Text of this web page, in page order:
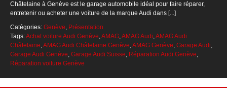
Châtelaine à Genève est le garage automobile idéal pour faire réparer,
entretenir ou acheter une voiture de la marque Audi dans [...]
Catégories: Genève, Présentation
Tags:Achat voiture Audi Genève,AMAG,AMAG Audi,AMAG Audi
Châtelaine,AMAG Audi Châtelaine Genève,AMAG Genève, Garage Audi,
Garage Audi Genève, Garage Audi Suisse, Réparation Audi Genève,
Réparation voiture Genève